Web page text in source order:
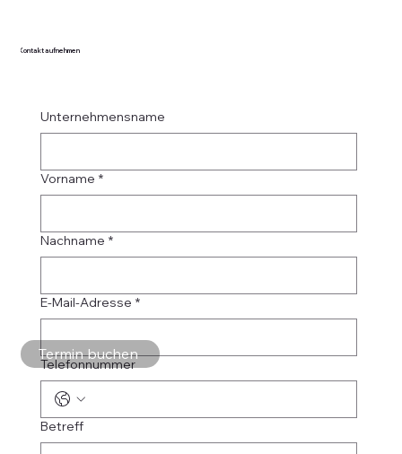
Kontakt aufnehmen
Unternehmensname
Vorname *
Nachname *
E-Mail-Adresse *
Telefonnummer
Betreff
Termin buchen